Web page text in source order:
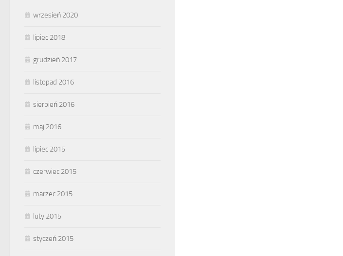
wrzesień 2020
lipiec 2018
grudzień 2017
listopad 2016
sierpień 2016
maj 2016
lipiec 2015
czerwiec 2015
marzec 2015
luty 2015
styczeń 2015